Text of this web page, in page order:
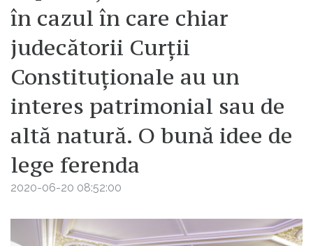
în cazul în care chiar
judecătorii Curții
Constituționale au un
interes patrimonial sau de
altă natură. O bună idee de
lege ferenda
2020-06-20 08:52:00